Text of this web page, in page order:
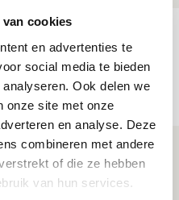
cookies
en advertenties te
social media te bieden
Ook delen we
onze site met onze
en analyse. Deze
combineren met andere
of die ze hebben
van hun services.
bij
op tiental PEC
weten over PEC